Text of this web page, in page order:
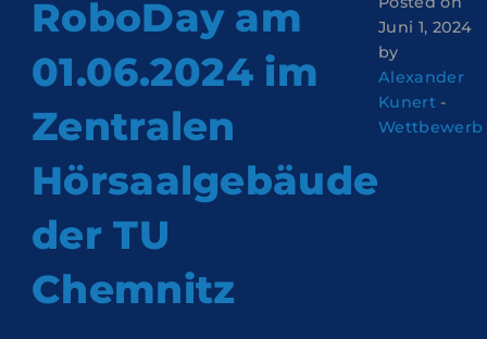
RoboDay am
01.06.2024 im
Zentralen
Hörsaalgebäude
der TU
Chemnitz
Juni 1, 2024
by
Alexander
Kunert-
Wettbewerb